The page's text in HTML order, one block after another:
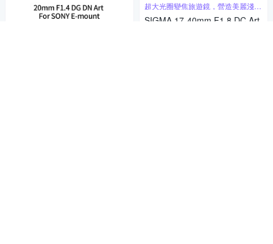
超大光圈變焦旅遊鏡，營造美麗淺景
深
SIGMA 17-40mm F1.8 DC Art